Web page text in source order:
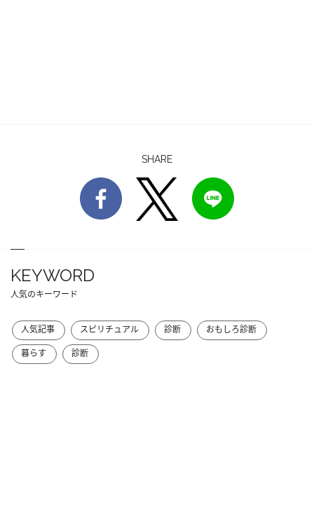
SHARE
KEYWORD
人気のキーワード
人気記事 スピリチュアル 診断
おもしろ診断
暮らす
診断